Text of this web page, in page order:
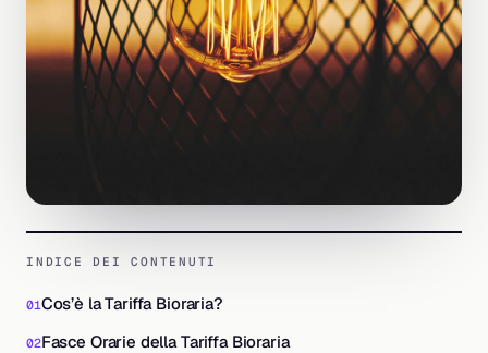
INDICE DEI CONTENUTI
Cos’è la Tariffa Bioraria?
Fasce Orarie della Tariffa Bioraria